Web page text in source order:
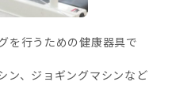
を行うための健康器具で
ン、ジョギングマシンなど